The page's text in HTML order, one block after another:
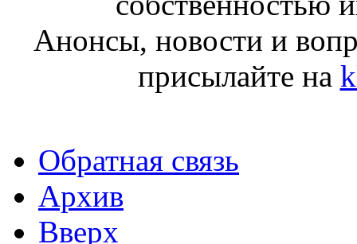
Анонсы, новости и
присылайте на
Обратная связь
Архив
Вверх